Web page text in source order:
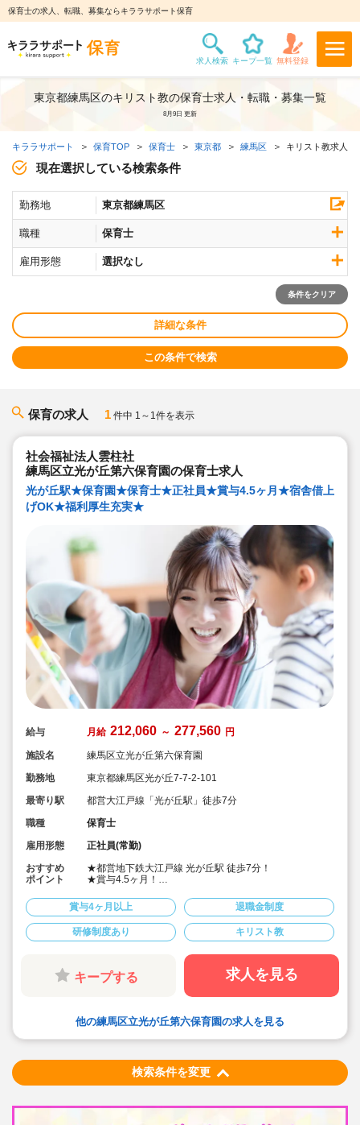
保育士の求人、転職、募集ならキララサポート保育
東京都練馬区のキリスト教の保育士求人・転職・募集一覧
8月9日 更新
キララサポート 保育TOP 保育士 東京都 練馬区 キリスト教求人
現在選択している検索条件
勤務地 東京都練馬区
職種 保育士
雇用形態 選択なし
条件をクリア
詳細な条件
この条件で検索
保育の求人 1 件中 1～1件を表示
社会福祉法人雲柱社
練馬区立光が丘第六保育園の保育士求人
光が丘駅★保育園★保育士★正社員★賞与4.5ヶ月★宿舎借上
げOK★福利厚生充実★
給与 月給 212,060 ～ 277,560 円
施設名
練馬区立光が丘第六保育園
勤務地
東京都練馬区光が丘7-7-2-101
最寄り駅
都営大江戸線「光が丘駅」徒歩7分
職種
保育士
雇用形態
正社員(常勤)
おすすめ
ポイント
★都営地下鉄大江戸線 光が丘駅 徒歩7分！
★賞与4.5ヶ月！
★書き物の時間もシフト内でしっかり確保！PCを活用し
たり、会議の持ち方を工夫したりなど、仕事の効率化に
努めています。
★職員一人ひとりが歌・スポーツなどの得意分野を持
★キリスト教保育を取り入れています。
習わしをしっかり教えるというより、心の在り方・持ち
方を大切にしています。
賞与4ヶ月以上 退職金制度
研修制度あり キリスト教
キープする 求人を見る
他の練馬区立光が丘第六保育園の求人を見る
検索条件を変更